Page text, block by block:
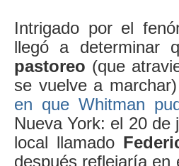
Intrigado por el
llegó a
pastoreo (que
se vuelve a
en que Whitman
Nueva York: el 20
local llamado
después reflejaría en